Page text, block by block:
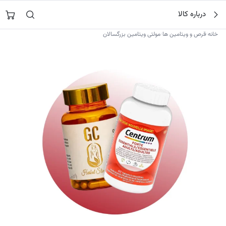
محتوا
جستجو در
درباره کالا
خانه›قرص و ویتامین ها›مولتی ویتامین بزرگسالان